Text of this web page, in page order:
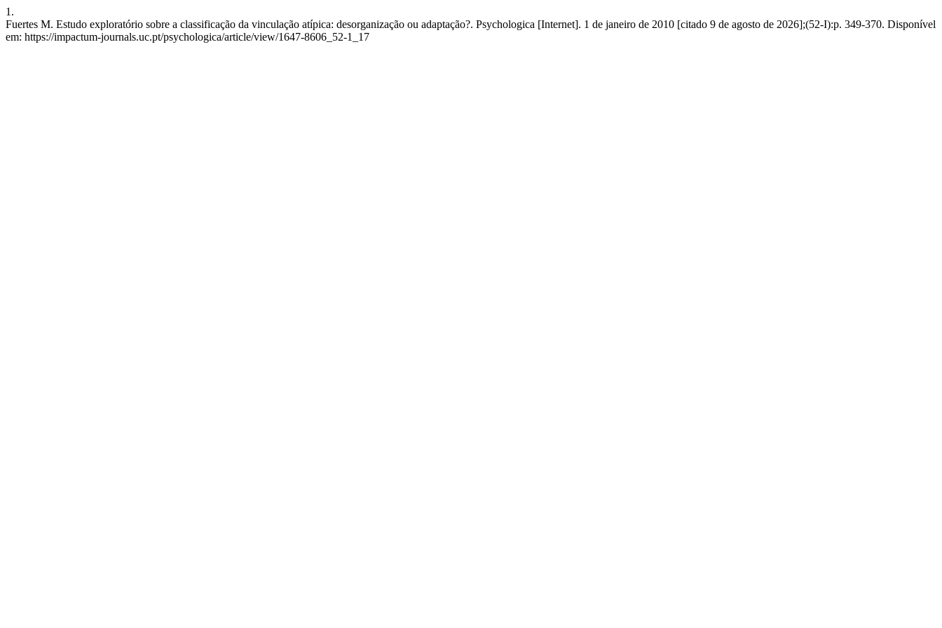
1.
Fuertes M. Estudo exploratório sobre a classificação da vinculação atípica: desorganização ou adaptação?. Psychologica [Internet]. 1 de janeiro de 2010 [citado 9 de agosto de 2026];(52-I):p. 349-370. Disponível
em: https://impactum-journals.uc.pt/psychologica/article/view/1647-8606_52-1_17